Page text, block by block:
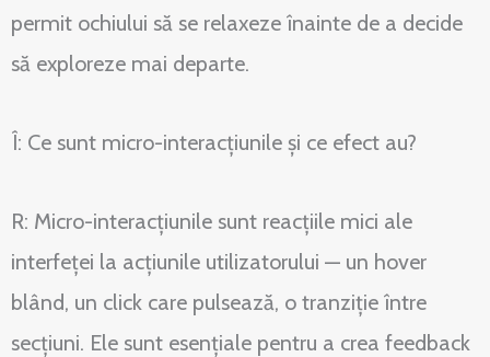
permit ochiului să se relaxeze înainte de a decide
să exploreze mai departe.
Î: Ce sunt micro-interacțiunile și ce efect au?
R: Micro-interacțiunile sunt reacțiile mici ale
interfeței la acțiunile utilizatorului — un hover
blând, un click care pulsează, o tranziție între
secțiuni. Ele sunt esențiale pentru a crea feedback